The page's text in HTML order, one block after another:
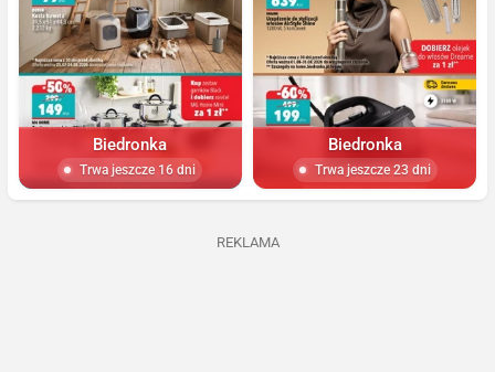
Biedronka
Trwa jeszcze 16 dni
Biedronka
Trwa jeszcze 23 dni
REKLAMA